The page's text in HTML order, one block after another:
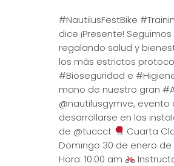
#NautilusFestBike
dice ¡Presente! Seguimos
regalando salud y
los más estrictos
#Bioseguridad e
mano de nuestro gran
@nautilusgymve, evento
desarrollarse en las
de @tuccct
Cuarta
Domingo 30 de enero de
Hora: 10:00 am